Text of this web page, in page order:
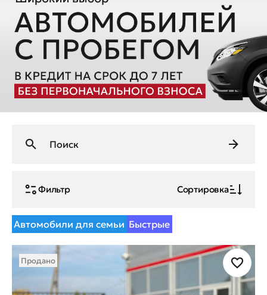
Фильтр Сортировка
Автомобили для семьи Быстрые
Продано